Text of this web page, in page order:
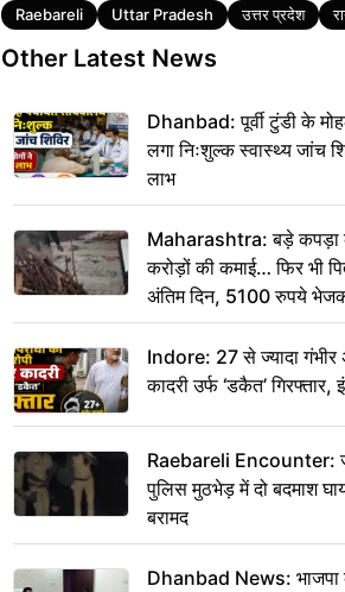
Tags
Raebareli Uttar Pradesh उत्तर प्रदेश
Other Latest News
Dhanbad: पूर्वी टुंडी के
लगा निःशुल्क स्वास्थ्य जांच
लाभ
Maharashtra: बड़े कपड़ा
करोड़ों की कमाई… फिर भी
अंतिम दिन, 5100 रुपये
दीजिए हम नहीं आ पाएंगे
Indore: 27 से ज्यादा गंभीर
कादरी उर्फ ‘डकैत’
Raebareli Encounter:
पुलिस मुठभेड़ में दो बदमाश
बरामद
Dhanbad News: भाजपा